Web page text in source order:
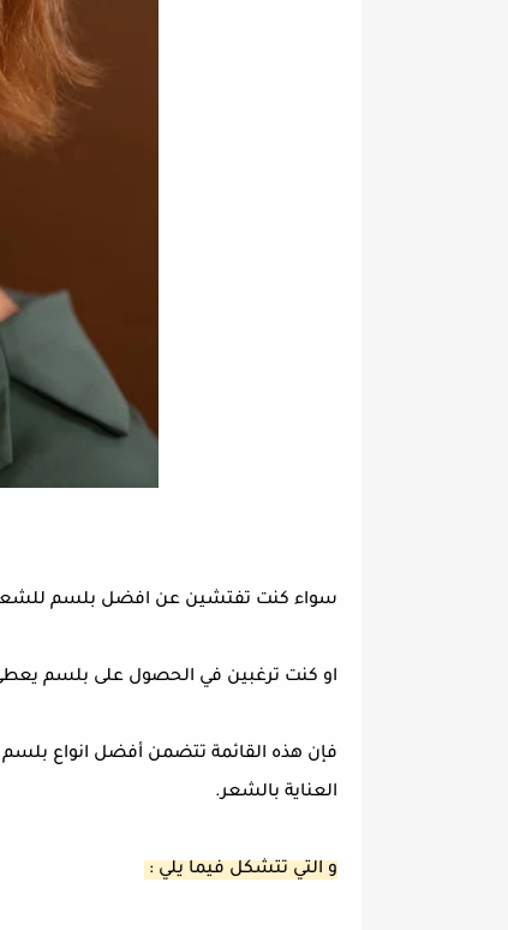
سواء كنت تفتشين عن افضل بلسم للشعر
او كنت ترغبين في الحصول على بلسم
فإن هذه القائمة تتضمن أفضل انواع
العناية بالشعر.
و التي تتشكل فيما يلي :